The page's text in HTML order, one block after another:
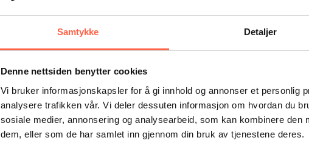
Samtykke Detaljer
Denne nettsiden benytter cookies
Vi bruker informasjonskapsler for å gi innhold og annonser et personlig
analysere trafikken vår. Vi deler dessuten informasjon om hvordan du
sosiale medier, annonsering og analysearbeid, som kan kombinere den
dem, eller som de har samlet inn gjennom din bruk av tjenestene deres.